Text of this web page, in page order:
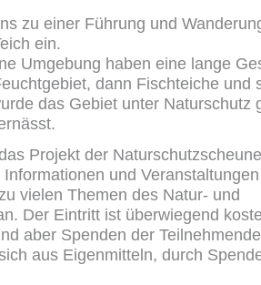
zu einer Führung und
ein.
Umgebung haben eine lange
dann Fischteiche und
das Gebiet unter Naturschutz
Projekt der
Informationen und
vielen Themen des Natur- und
Der Eintritt ist überwiegend
aber Spenden der
aus Eigenmitteln, durch